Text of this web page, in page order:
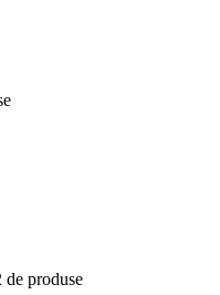
de produse